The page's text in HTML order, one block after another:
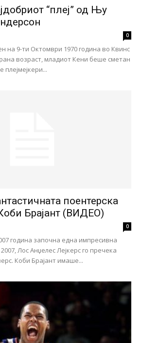
“плеј” од Њу
0
на 9-ти Октомври 1970 година во Квинс
возраст, младиот Кени беше сметан
плејмејкери...
поентерска
Брајант (ВИДЕО)
0
година започна една импресивна
Лос Анџелес Лејкерс го пречека
Коби Брајант имаше...